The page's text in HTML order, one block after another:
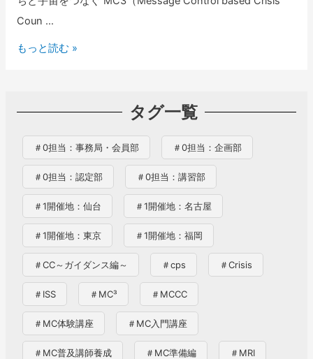
Coun …
＜
ー
リ
ー
ク
ド
ラ
もっと読む »
タグ一覧
＃0担当：事務局・会員部 ＃0担当：企画部
＃0担当：認定部 ＃0担当：講習部
＃1開催地：仙台 ＃1開催地：名古屋
＃1開催地：東京 ＃1開催地：福岡
＃CC～ガイダンス編～ ＃cps ＃Crisis
＃ISS ＃MC³ ＃MCCC
＃MC体験講座 ＃MC入門講座
＃MC普及講師養成 ＃MC準備編 ＃MRI